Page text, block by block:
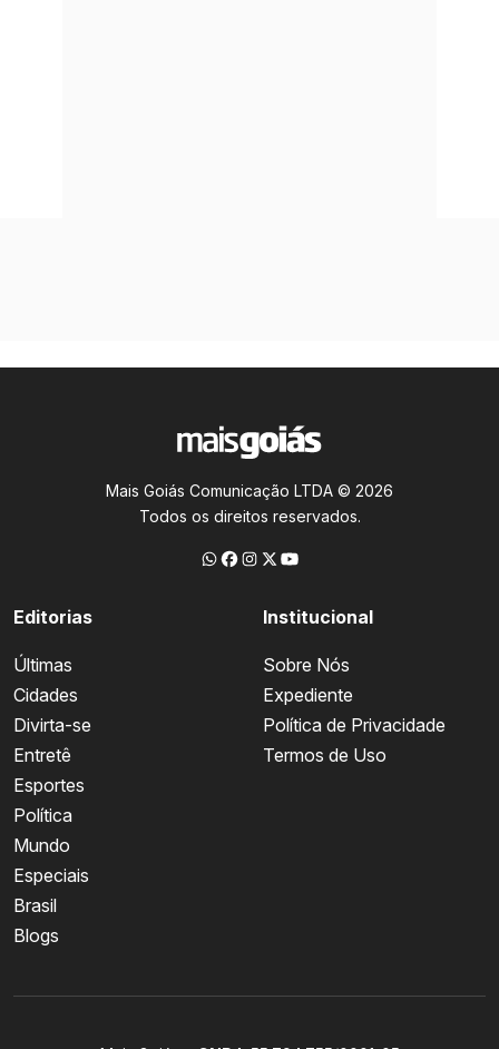
Mais Goiás Comunicação LTDA © 2026
Todos os direitos reservados.
Editorias
Últimas
Cidades
Divirta-se
Entretê
Esportes
Política
Mundo
Especiais
Brasil
Blogs
Institucional
Sobre Nós
Expediente
Política de Privacidade
Termos de Uso